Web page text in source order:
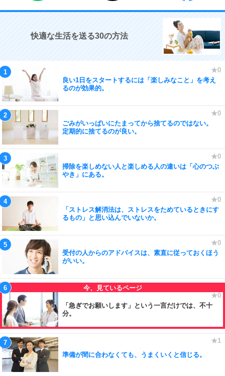
快適な生活を送る30の方法
良い1日をスタートするには「楽しみなこと」を考え
るのが効果的。
ごみがいっぱいにたまってから捨てるのではない。
定期的に捨てるのが良い。
掃除を楽しめない人と楽しめる人の違いは「心のつぶ
やき」にある。
「ストレス解消法は、ストレスをためているときにす
るもの」と思い込んでいないか。
受付の人からのアドバイスは、素直に従っておくほう
がいい。
「急ぎでお願いします」という一言だけでは、不十
分。
準備が間に合わなくても、うまくいくと信じる。